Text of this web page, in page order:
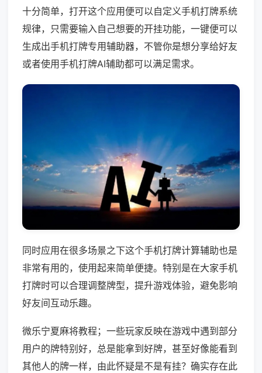
十分简单，打开这个应用便可以自定义手机打牌系统
规律，只需要输入自己想要的开挂功能，一键便可以
生成出手机打牌专用辅助器，不管你是想分享给好友
或者使用手机打牌AI辅助都可以满足需求。
同时应用在很多场景之下这个手机打牌计算辅助也是
非常有用的，使用起来简单便捷。特别是在大家手机
打牌时可以合理调整牌型，提升游戏体验，避免影响
好友间互动乐趣。
微乐宁夏麻将教程；一些玩家反映在游戏中遇到部分
用户的牌特别好，总是能拿到好牌，甚至好像能看到
其他人的牌一样，由此怀疑是不是有挂？确实存在此